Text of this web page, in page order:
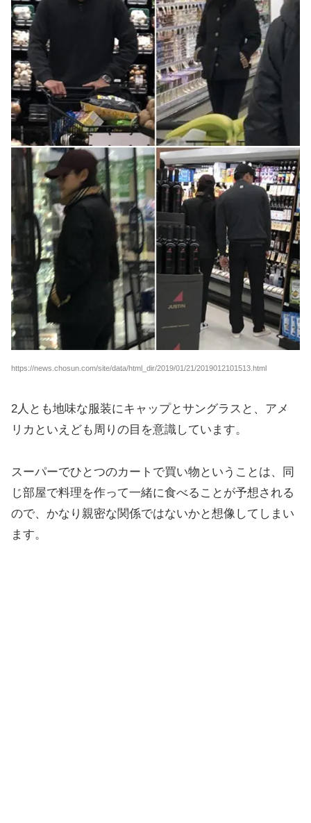
https://news.chosun.com/site/data/html_dir/2019/01/21/2019012101513.html
2人とも地味な服装にキャップとサングラスと、アメ
リカといえども周りの目を意識しています。
スーパーでひとつのカートで買い物ということは、同
じ部屋で料理を作って一緒に食べることが予想される
ので、かなり親密な関係ではないかと想像してしまい
ます。